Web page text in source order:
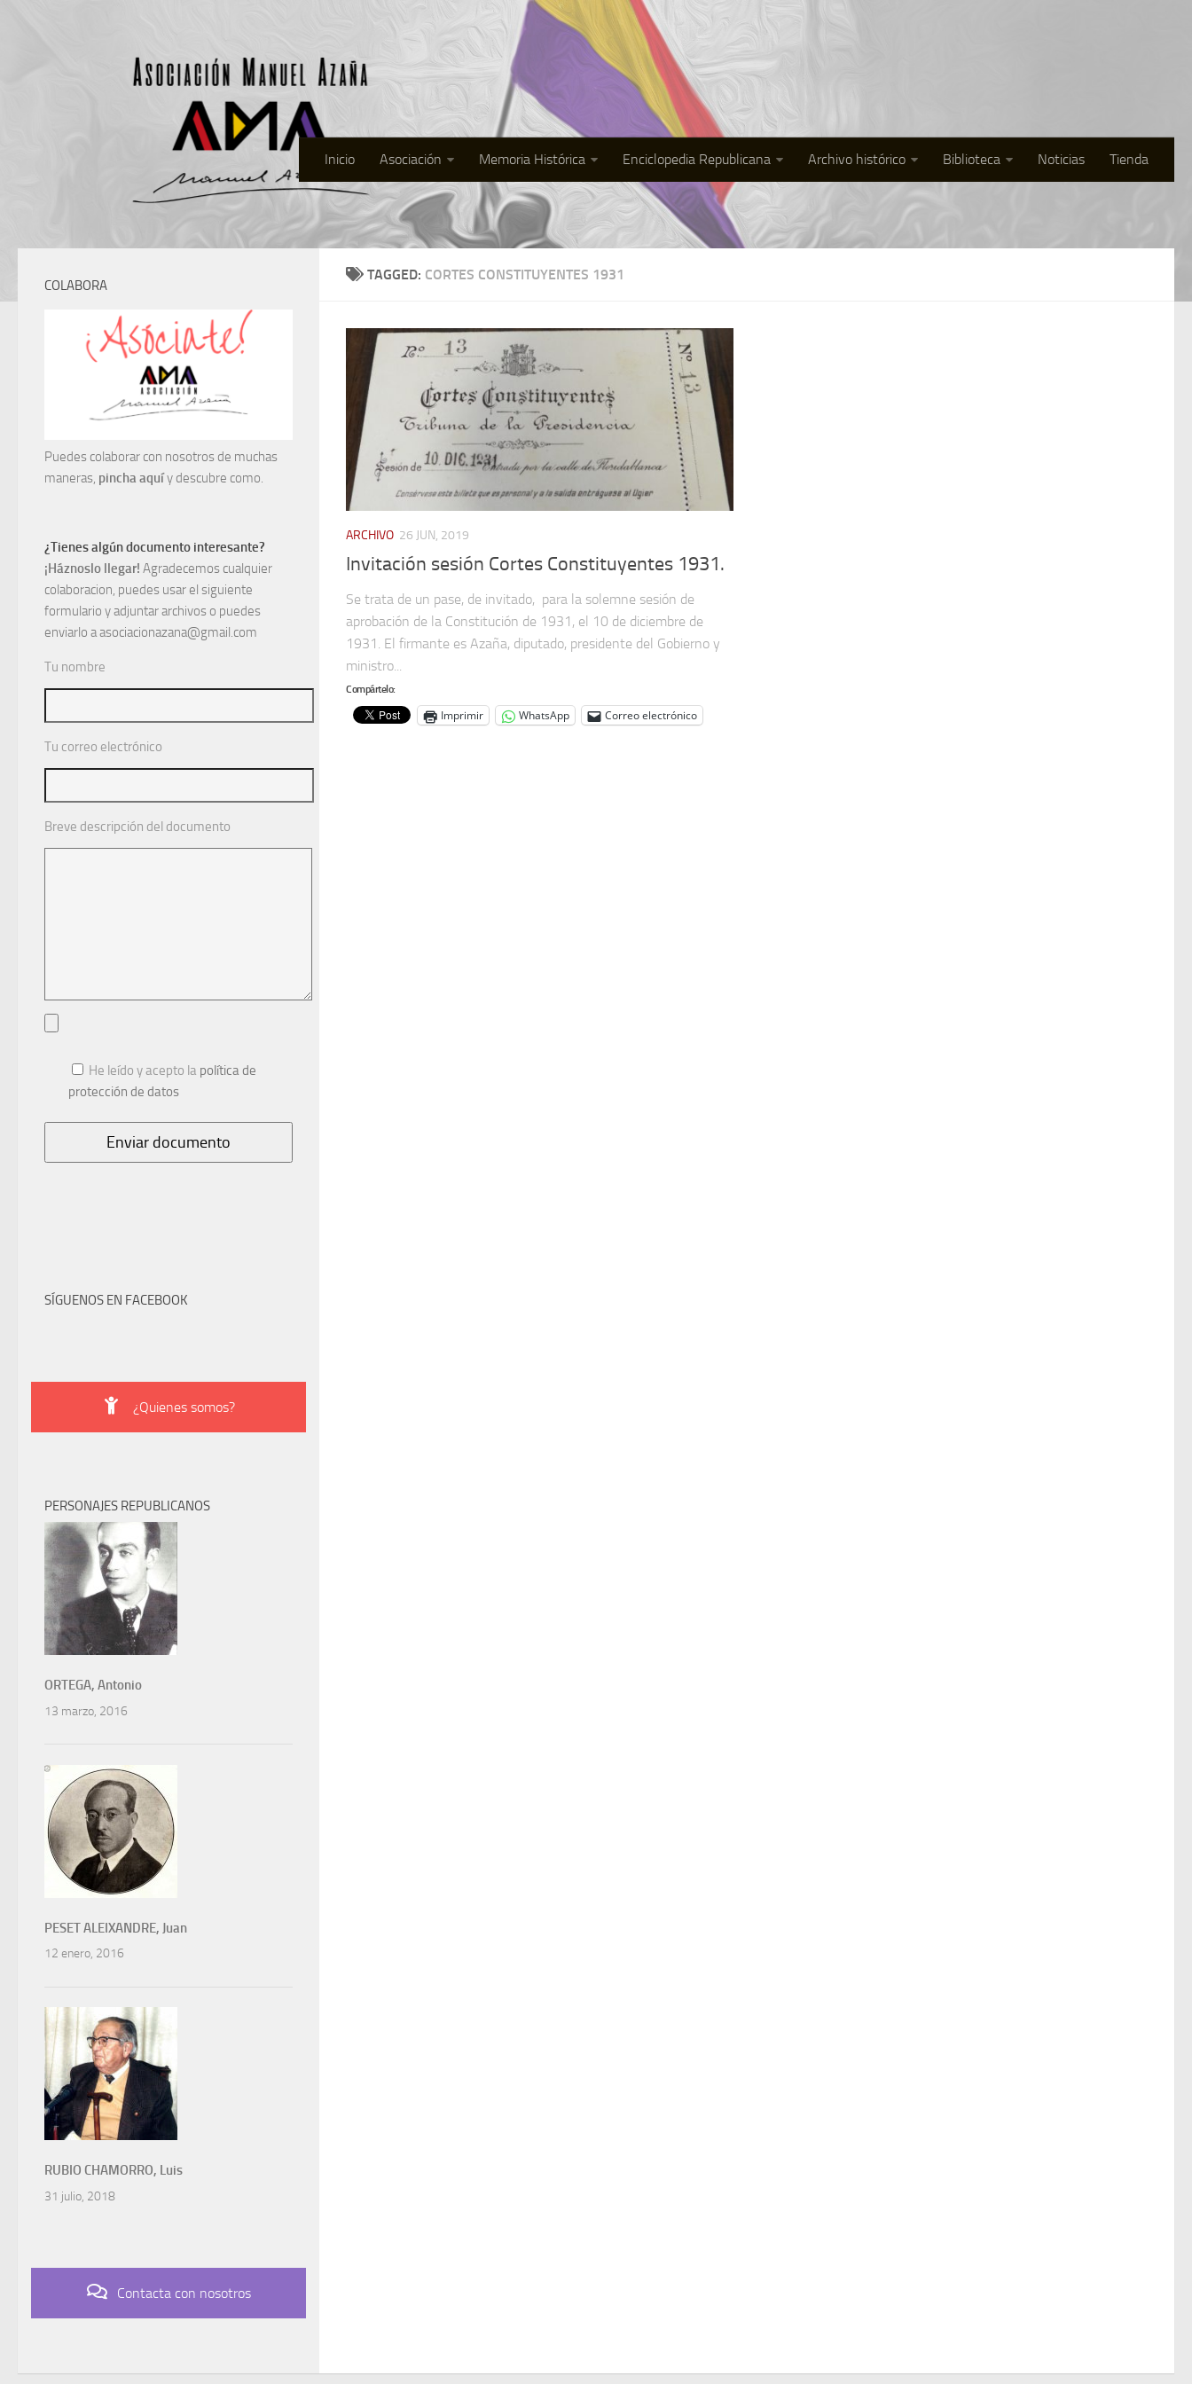
Inicio Asociación Memoria Histórica Enciclopedia Republicana Archivo histórico Biblioteca Noticias Tienda
TAGGED: CORTES CONSTITUYENTES 1931
ARCHIVO 26 JUN, 2019
Invitación sesión Cortes Constituyentes 1931.
Se trata de un pase, de invitado, para la solemne sesión de
aprobación de la Constitución de 1931, el 10 de diciembre de
1931. El firmante es Azaña, diputado, presidente del Gobierno y
ministro...
Compártelo:
Imprimir WhatsApp Correo electrónico
COLABORA
Puedes colaborar con nosotros de muchas
maneras, pincha aquíy descubre como.
¿Tienes algún documento interesante?
¡Háznoslo llegar! Agradecemos cualquier
colaboracion, puedes usar el siguiente
formulario y adjuntar archivos o puedes
enviarlo a asociacionazana@gmail.com
Tu nombre
Tu correo electrónico
Breve descripción del documento
He leído y acepto la política de
protección de datos
SÍGUENOS EN FACEBOOK
¿Quienes somos?
PERSONAJES REPUBLICANOS
ORTEGA, Antonio
13 marzo, 2016
PESET ALEIXANDRE, Juan
12 enero, 2016
RUBIO CHAMORRO, Luis
31 julio, 2018
Contacta con nosotros